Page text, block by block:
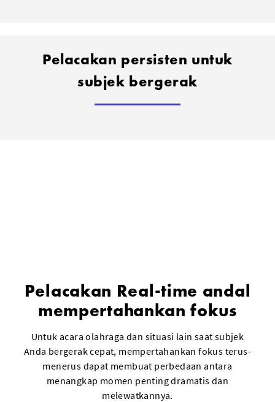
Pelacakan persisten untuk
subjek bergerak
Pelacakan Real-time andal
mempertahankan fokus
Untuk acara olahraga dan situasi lain saat subjek
Anda bergerak cepat, mempertahankan fokus terus-
menerus dapat membuat perbedaan antara
menangkap momen penting dramatis dan
melewatkannya.